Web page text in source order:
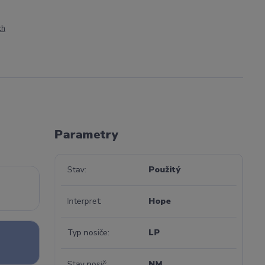
Parametry
Stav Použitý
Interpret Hope
Typ nosiče LP